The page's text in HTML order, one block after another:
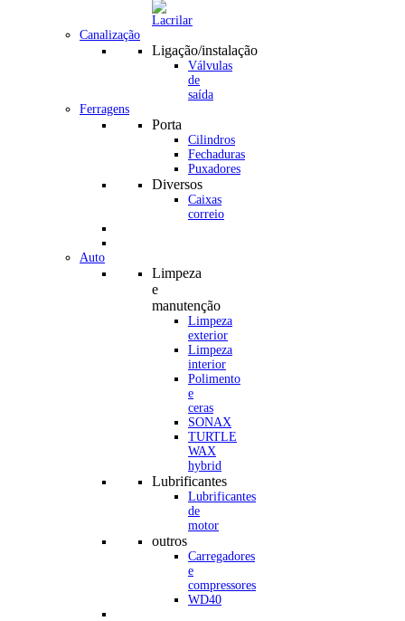
Canalização
Ligação/instalação
Válvulas
de
saída
Ferragens
Porta
Cilindros
Fechaduras
Puxadores
Diversos
Caixas
correio
Auto
Limpeza
e
manutenção
Limpeza
exterior
Limpeza
interior
Polimento
e
ceras
SONAX
TURTLE
WAX
hybrid
Lubrificantes
Lubrificantes
de
motor
outros
Carregadores
e
compressores
WD40